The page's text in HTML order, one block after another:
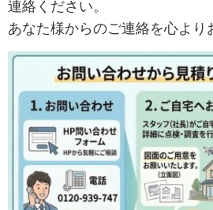
連絡ください。
あなた様からのご連絡を心より